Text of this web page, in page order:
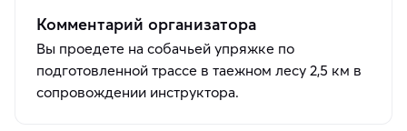
Комментарий организатора
Вы проедете на собачьей упряжке по
подготовленной трассе в таежном лесу 2,5 км в
сопровождении инструктора.